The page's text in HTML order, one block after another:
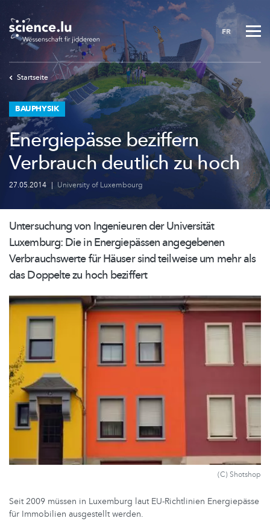
to
main
content
FR
Startseite
BAUPHYSIK
Energiepässe beziffern
Verbrauch deutlich zu hoch
27.05.2014 | University of Luxembourg
Untersuchung von Ingenieuren der Universität
Luxemburg: Die in Energiepässen angegebenen
Verbrauchswertefür Häuser sind teilweise um mehr als
das Doppelte zu hoch beziffert
(C) Shotshop
Seit 2009 müssen in Luxemburg laut EU-Richtlinien Energiepässe
für Immobilien ausgestellt werden.